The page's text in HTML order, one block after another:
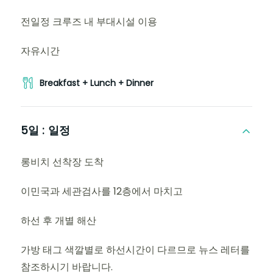
전일정 크루즈 내 부대시설 이용
자유시간
Breakfast + Lunch + Dinner
5일 : 일정
롱비치 선착장 도착
이민국과 세관검사를 12층에서 마치고
하선 후 개별 해산
가방 태그 색깔별로 하선시간이 다르므로 뉴스 레터를
참조하시기 바랍니다.